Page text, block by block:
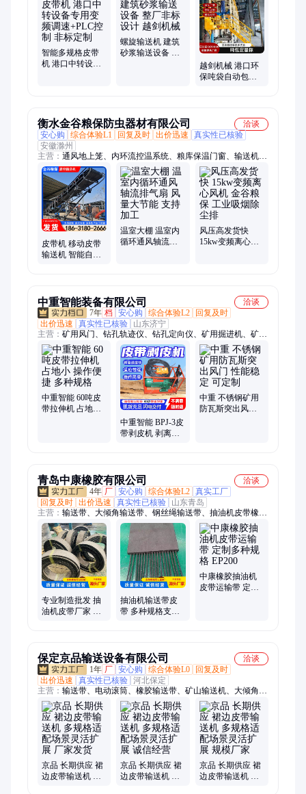
智能多规格皮带
机 港口中转设备
螺旋输送机 建筑
砂浆输送设备 整
越剑机械 港口环
保吨袋自动包装
衡水金谷粮保防虫器材有限公司
洽谈
安心购
综合体验L1 回复及时 出价迅速
真实性已核验
安徽滁州
主营： 通风地上笼、内环流控温系统、粮库保温门窗、输送机、
固定式扦样机、移动式输送机、悬空输送机、卸粮机、离心风
机、扬场机、拋粮机、密封槽管、粮面走道板、粮仓专用空调、
地槽盖板、环保脉冲清理筛、定量包装秤、流量称
皮带机 移动皮带
输送机 智能自动
温室大棚 温室内
循环通风轴流排
风压高发货快
15kw变频离心风
中重智能装备有限公司
洽谈
7年 档 安心购 综合体验L2
回复及时
出价迅速
真实性已核验
山东济宁
主营： 矿用风门、钻孔轨迹仪、钻孔定向仪、矿用掘进机、矿用
采煤机、矿用装载机、刮板机、输送机、给煤机、混凝土搅拌
机、喷浆机、履带钻机、潜孔钻机、防爆风机、测斜仪、矿用钢
丝绳探伤仪、绞车、矿车、混凝土输送泵、单体液压支柱、钻孔
成像仪、铁路钢轨、变压器、螺旋支柱
中重智能 60吨皮
带拉伸机 占地小
中重智能 BPJ-3皮
带剥皮机 剥离速
中重 不锈钢矿用
防瓦斯突出风门
青岛中康橡胶有限公司
洽谈
4年 厂 安心购 综合体验L2 真实工厂
回复及时 出价迅速 真实性已核验
山东青岛
主营： 输送带、大倾角输送带、钢丝绳输送带、抽油机皮带橡胶
带、钢丝绳提升带、耐高温输送带、橡胶输送带、白色输送带、
花纹输送带、尼龙输送带、耐酸碱输送带、聚酯输送带、管状输
送带、pvc输送带
专业制造批发 抽
油机皮带厂家 多
抽油机输送带皮
带 多种规格支持
中康橡胶抽油机
皮带运输带 定制
保定京品输送设备有限公司
洽谈
1年 厂 安心购 综合体验L0
回复及时
出价迅速
真实性已核验 河北保定
主营： 输送带、电动滚筒、橡胶输送带、矿山输送机、大倾角输
送机、人字花纹输送带、槽型托辊、支架、缓冲床、犁式卸料
器、清扫器、主动滚筒、被动滚筒、包胶滚筒、包瓷滚筒、阻燃
输送带、卸料小车、铺房顶输送带、裙边环形输送带、环形输送
带、托辊支架、调心托辊、缓冲滚筒、除铁器
京品 长期供应 裙
边皮带输送机 多
京品 长期供应 裙
边皮带输送机 多
京品 长期供应 裙
边皮带输送机 多